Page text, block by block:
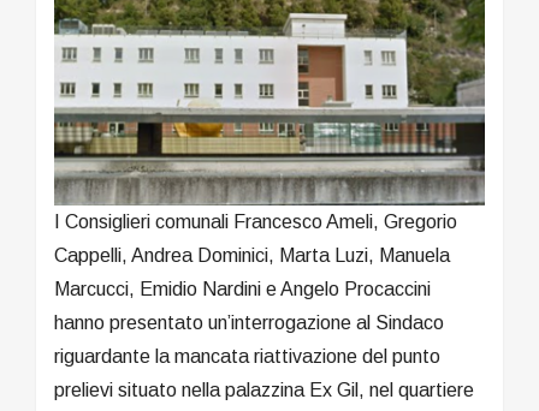
I Consiglieri comunali Francesco Ameli, Gregorio
Cappelli, Andrea Dominici, Marta Luzi, Manuela
Marcucci, Emidio Nardini e Angelo Procaccini
hanno presentato un’interrogazione al Sindaco
riguardante la mancata riattivazione del punto
prelievi situato nella palazzina Ex Gil, nel quartiere